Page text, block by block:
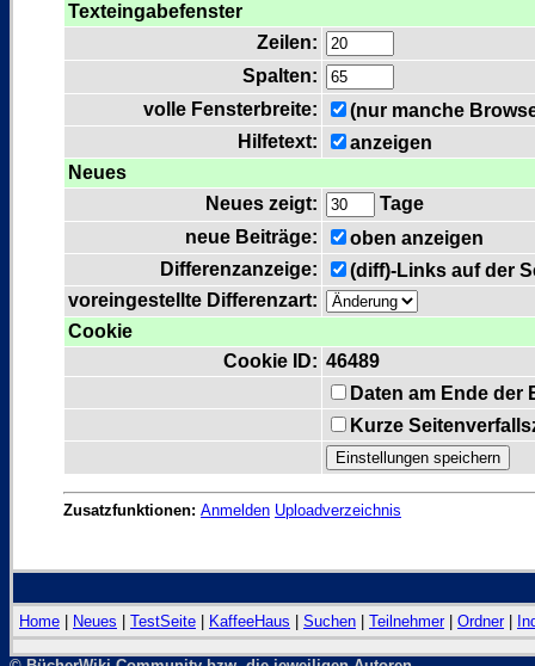
Texteingabefenster
Zeilen:
Spalten:
volle Fensterbreite:
(nur manche
Hilfetext:
anzeigen
Neues
Neues zeigt:
Tage
neue Beiträge:
oben anzeigen
Differenzanzeige:
(diff)-Links auf der
voreingestellte Differenzart:
Cookie
Cookie ID: 46489
Daten am Ende
Kurze
Zusatzfunktionen: Anmelden Uploadverzeichnis
Home Neues TestSeite KaffeeHaus Suchen Teilnehmer| Ordner|